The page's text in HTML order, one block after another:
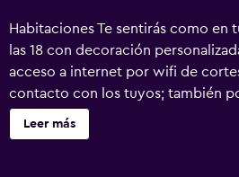
Habitaciones Te sentirás como en
las 18 con decoración
acceso a internet por wifi de
contacto con los tuyos; también
favorito en la televisión con
privado dispone de artículos de
Leer más